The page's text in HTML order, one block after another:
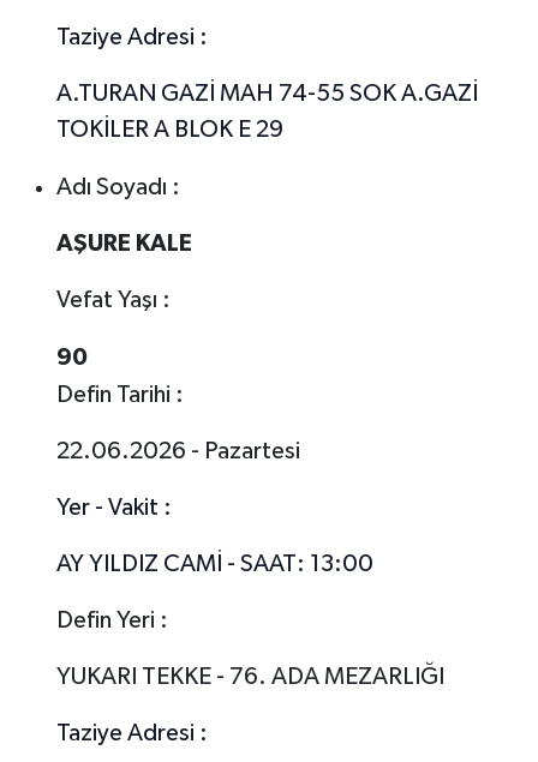
Taziye Adresi :
A.TURAN GAZİ MAH 74-55 SOK A.GAZİ
TOKİLER A BLOK E 29
Adı Soyadı :
AŞURE KALE
Vefat Yaşı :
90
Defin Tarihi :
22.06.2026 - Pazartesi
Yer - Vakit :
AY YILDIZ CAMİ - SAAT: 13:00
Defin Yeri :
YUKARI TEKKE - 76. ADA MEZARLIĞI
Taziye Adresi :